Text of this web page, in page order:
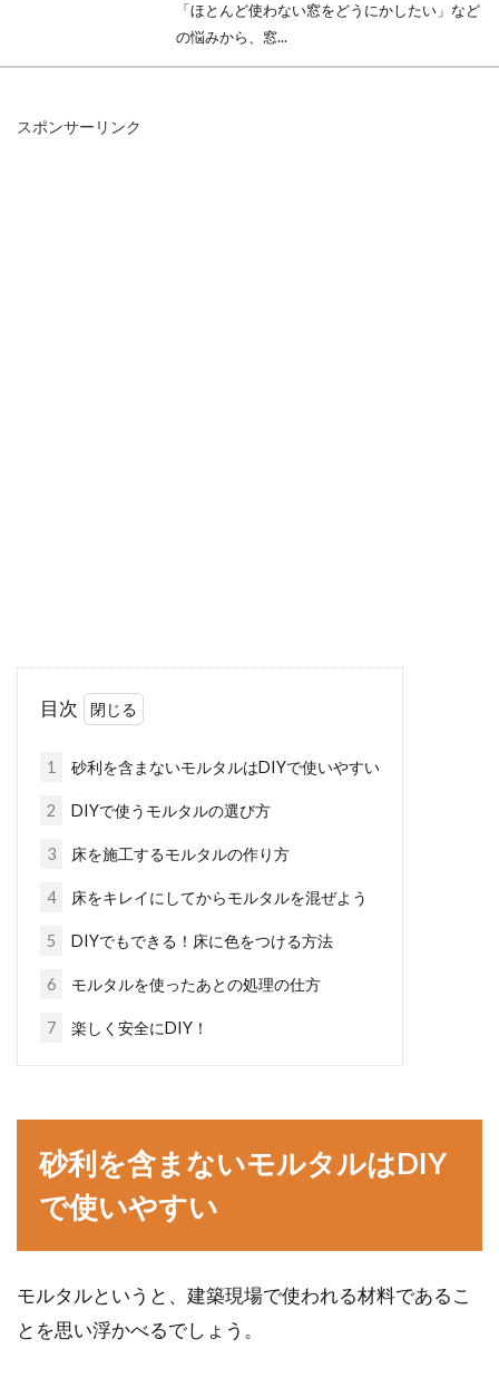
「ほとんど使わない窓をどうにかしたい」など
の悩みから、窓...
きやすい！考えられる原因
新築の木造住宅では、壁紙に亀裂ができやすい
ということがあります。建てて間もないにもか
ガス給湯器のつけっぱなしと都度消
ご自宅でガス給湯器を利用されている方は、電
源はどうされていますか？つけっぱなしにして
いる方と、...
原因と対策方法を知ろう！
木造住宅にお住まいだと、床を歩くたびに「キ
シキシ」「ミシミシ」といった、きしみ音が気
スポンサーリンク
目次
1 砂利を含まないモルタルはDIYで使いやすい
2 DIYで使うモルタルの選び方
3 床を施工するモルタルの作り方
4 床をキレイにしてからモルタルを混ぜよう
5 DIYでもできる！床に色をつける方法
6 モルタルを使ったあとの処理の仕方
7 楽しく安全にDIY！
砂利を含まないモルタルはDIY
で使いやすい
モルタルというと、建築現場で使われる材料であるこ
とを思い浮かべるでしょう。